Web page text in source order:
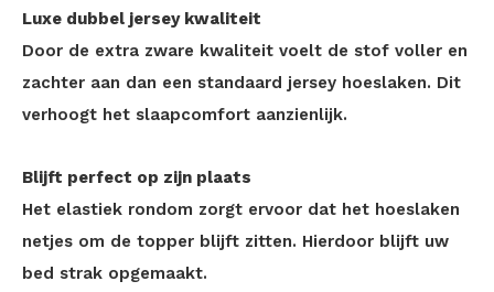
Luxe dubbel jersey kwaliteit
Door de extra zware kwaliteit voelt de stof voller en
zachter aan dan een standaard jersey hoeslaken. Dit
verhoogt het slaapcomfort aanzienlijk.
Blijft perfect op zijn plaats
Het elastiek rondom zorgt ervoor dat het hoeslaken
netjes om de topper blijft zitten. Hierdoor blijft uw
bed strak opgemaakt.